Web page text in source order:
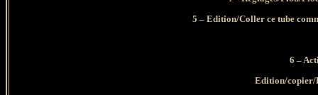
5 – Edition/Coller ce tube
6 –
Edition/copier/